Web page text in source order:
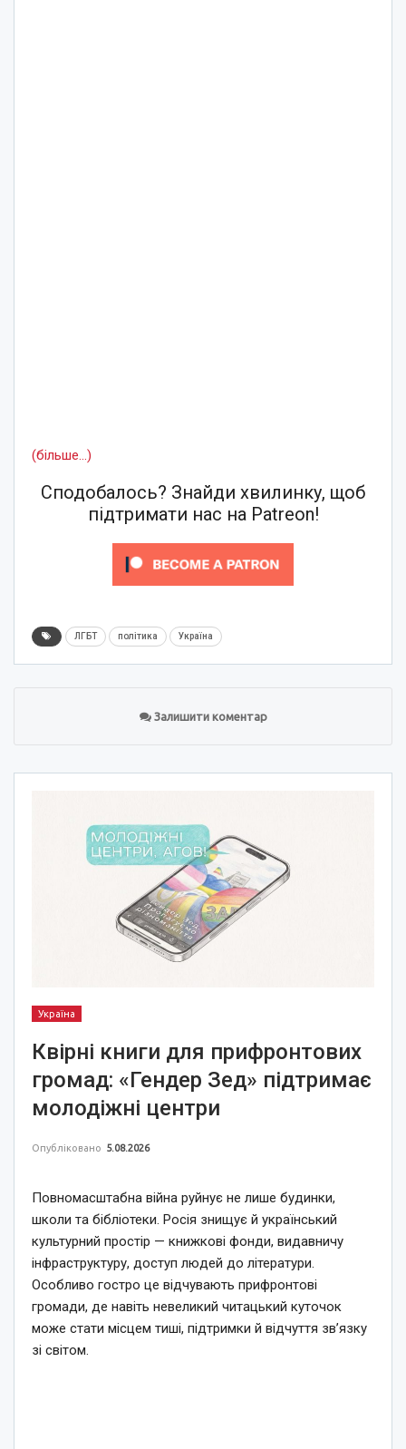
(більше…)
Сподобалось? Знайди хвилинку, щоб
підтримати нас на Patreon!
ЛГБТ політика Україна
Залишити коментар
Україна
Квірні книги для прифронтових
громад: «Гендер Зед» підтримає
молодіжні центри
Опубліковано 5.08.2026
Повномасштабна війна руйнує не лише будинки,
школи та бібліотеки. Росія знищує й український
культурний простір — книжкові фонди, видавничу
інфраструктуру, доступ людей до літератури.
Особливо гостро це відчувають прифронтові
громади, де навіть невеликий читацький куточок
може стати місцем тиші, підтримки й відчуття зв’язку
зі світом.